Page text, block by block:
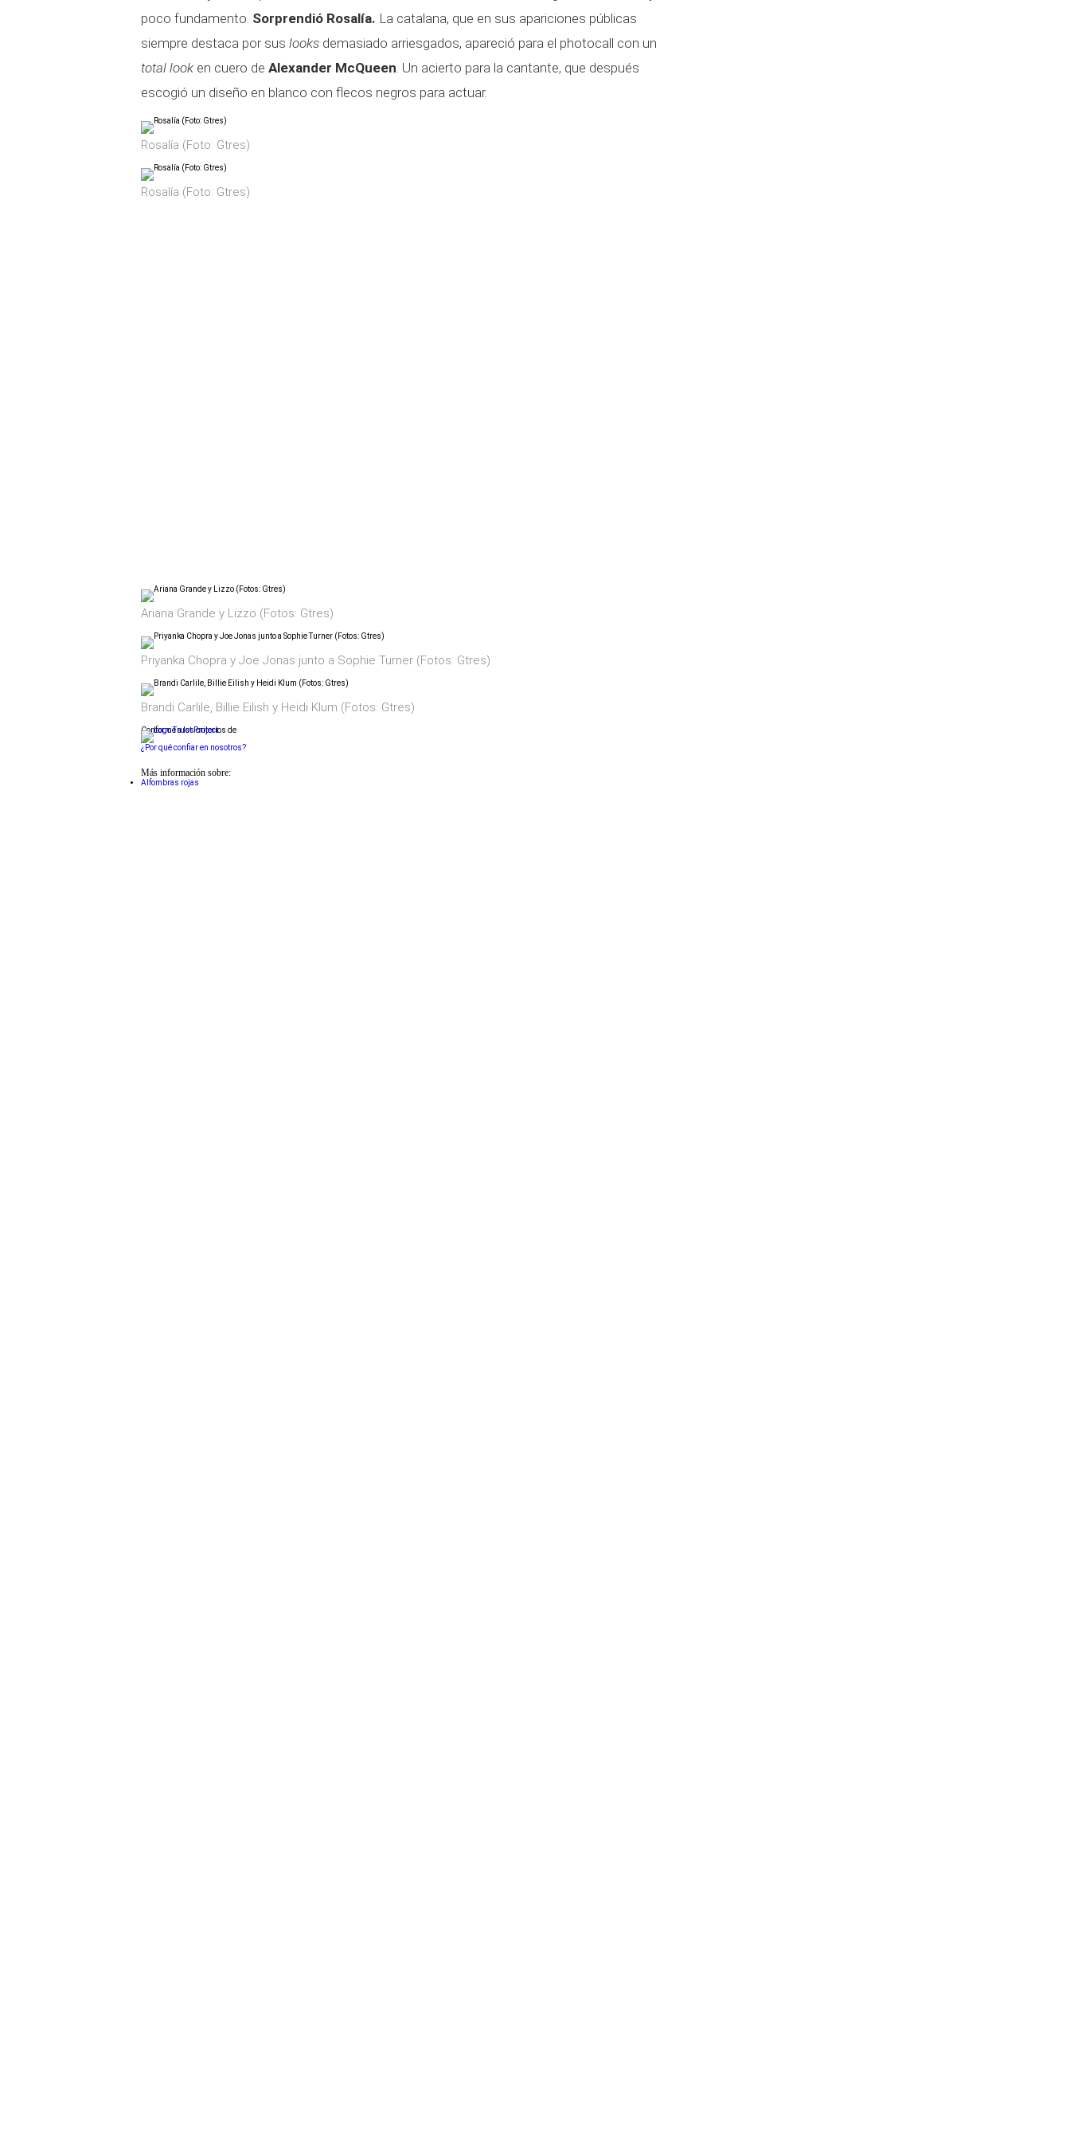
poco fundamento. Sorprendió Rosalía. La catalana, que en sus apariciones públicas
siempre destaca por sus looks demasiado arriesgados, apareció para el photocall con un
total look en cuero de Alexander McQueen. Un acierto para la cantante, que después
escogió un diseño en blanco con flecos negros para actuar.
Rosalía (Foto: Gtres)
Rosalía (Foto: Gtres)
Ariana Grande y Lizzo (Fotos: Gtres)
Priyanka Chopra y Joe Jonas junto a Sophie Turner (Fotos: Gtres)
Brandi Carlile, Billie Eilish y Heidi Klum (Fotos: Gtres)
Conforme a los criterios de
¿Por qué confiar en nosotros?
Más información sobre:
Alfombras rojas